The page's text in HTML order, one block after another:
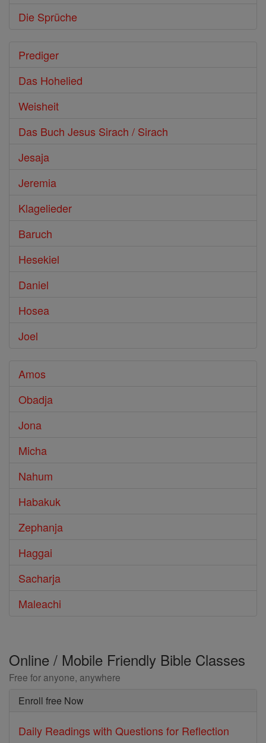
Die Sprüche
Prediger
Das Hohelied
Weisheit
Das Buch Jesus Sirach / Sirach
Jesaja
Jeremia
Klagelieder
Baruch
Hesekiel
Daniel
Hosea
Joel
Amos
Obadja
Jona
Micha
Nahum
Habakuk
Zephanja
Haggai
Sacharja
Maleachi
Online / Mobile Friendly Bible Classes
Free for anyone, anywhere
Enroll free Now
Daily Readings with Questions for Reflection